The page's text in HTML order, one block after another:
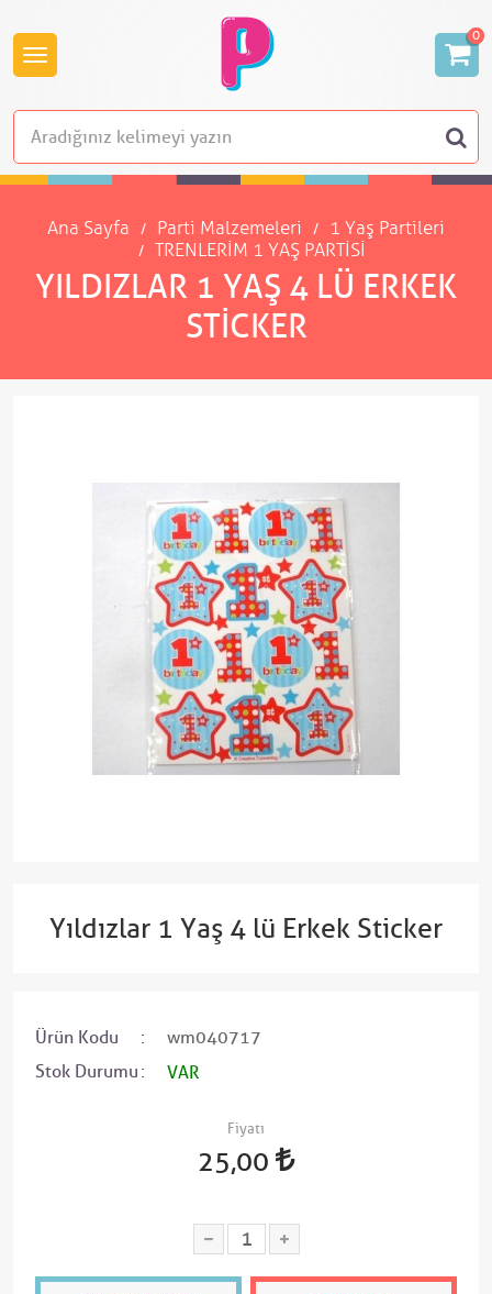
0
Ana Sayfa Parti Malzemeleri
1 Yaş Partileri
TRENLERİM 1 YAŞ PARTİSİ
YILDIZLAR 1 YAŞ 4 LÜ ERKEK
STICKER
Yıldızlar 1 Yaş 4 lü Erkek Sticker
Ürün Kodu
wm040717
Stok Durumu
VAR
Fiyatı
25,00